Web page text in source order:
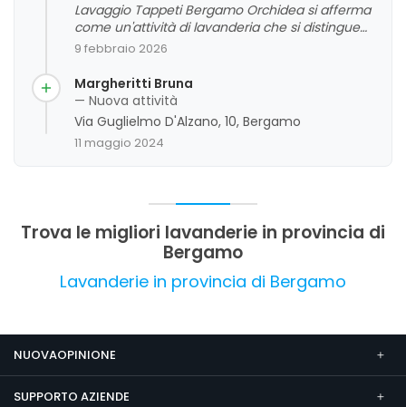
Lavaggio Tappeti Bergamo Orchidea si afferma
come un'attività di lavanderia che si distingue
per la professionalità del personale, la cura e
domicilio molto apprezzato. La clientela
evidenzia un'ottima qualità di lavaggio, con
tappeti e tende restituiti in condizioni ottimali e
profumati. Si riscontrano anche commenti
positivi riguardo ai tempi di consegna rapidi e ai
risultano leggermente superiori alle aspettative
9 febbraio 2026
Margheritti Bruna
— Nuova attività
Via Guglielmo D'Alzano, 10, Bergamo
11 maggio 2024
Trova le migliori lavanderie in provincia di
Bergamo
Lavanderie in provincia di Bergamo
NUOVAOPINIONE
SUPPORTO AZIENDE